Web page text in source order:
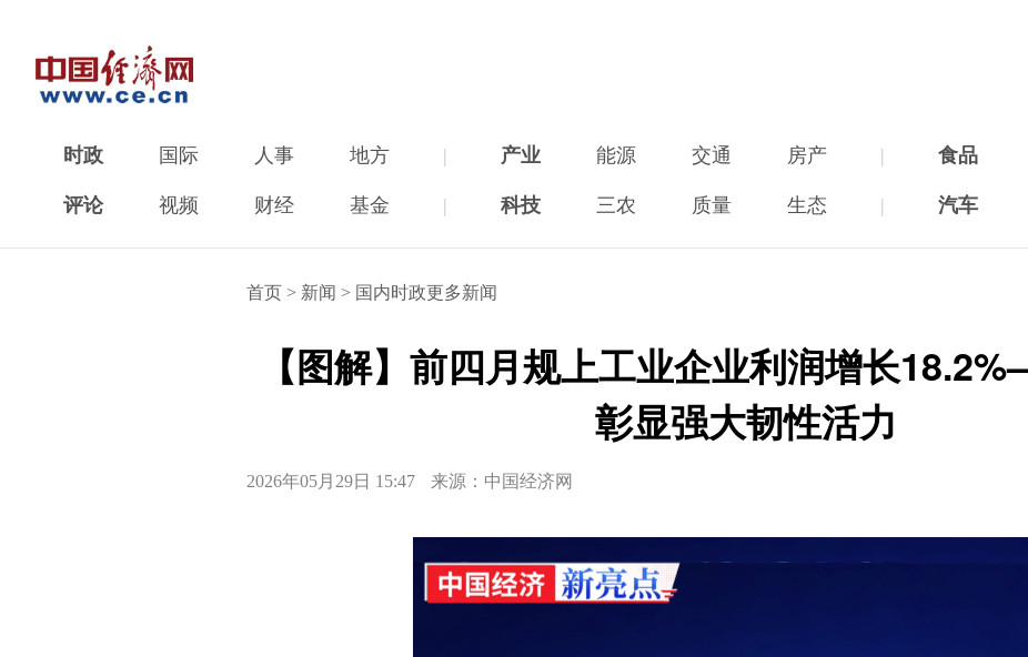
时政 国际 人事 地方 | 产业 能源 交通 房产 | 食品
评论 视频 财经 基金 | 科技 三农 质量 生态 | 汽车
首页 > 新闻 > 国内时政更多新闻
【图解】前四月规上工业企业利润增长
彰显强大韧性活力
2026年05月29日 15:47 来源：中国经济网